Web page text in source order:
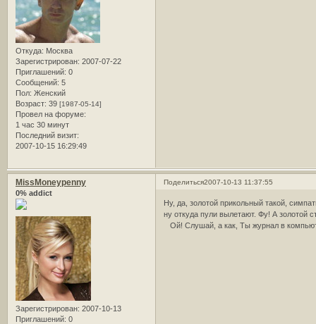
Откуда: Москва
Зарегистрирован: 2007-07-22
Приглашений: 0
Сообщений: 5
Пол: Женский
Возраст: 39 [1987-05-14]
Провел на форуме:
1 час 30 минут
Последний визит:
2007-10-15 16:29:49
Поделиться2007-10-13 11:37:55
MissMoneypenny
0% addict
Зарегистрирован: 2007-10-13
Приглашений: 0
Ну, да, золотой прикольный такой,
ну откуда пули вылетают. Фу! А золотой
Ой! Слушай, а как, Ты журнал в